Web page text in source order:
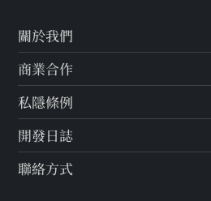
關於我們
商業合作
私隱條例
開發日誌
聯絡方式